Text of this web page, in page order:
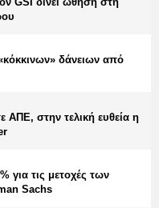
δάνειων από
στην τελική ευθεία η
για τις μετοχές των
Sachs